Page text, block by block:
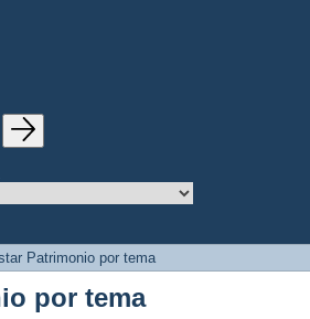
Patrimonio por tema
por tema